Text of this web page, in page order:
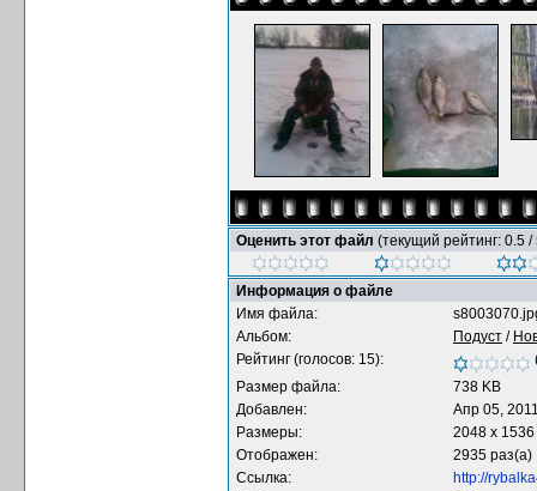
Оценить этот файл (текущий рейтинг: 0.5 /
Информация о файле
Имя файла:
Альбом:
Подуст /
Рейтинг (голосов: 15):
Размер файла:
738 KB
Добавлен:
Апр 05,
Размеры:
2048 x 1536
Отображен:
2935 раз(а)
Ссылка:
http://